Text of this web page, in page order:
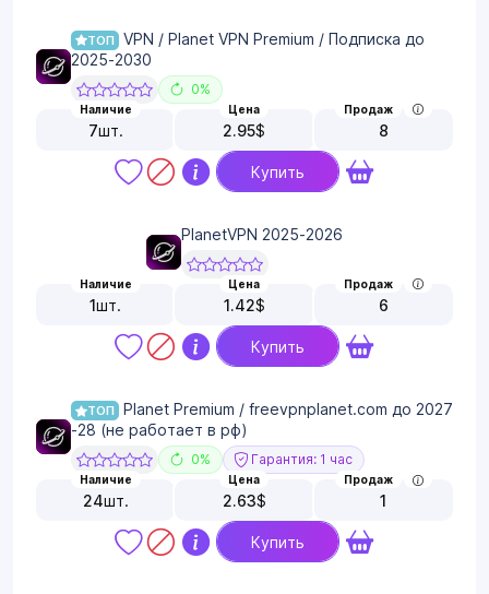
ТОП
VPN / Planet VPN Premium / Подписка до
2025-2030
0%
Наличие
7шт.
Цена
2.95$
Продаж
8
Купить
PlanetVPN 2025-2026
Наличие
1шт.
Цена
1.42$
Продаж
6
Купить
ТОП
Planet Premium / freevpnplanet.com до 2027
-28 (не работает в рф)
0% Гарантия: 1 час
Наличие
24шт.
Цена
2.63$
Продаж
1
Купить